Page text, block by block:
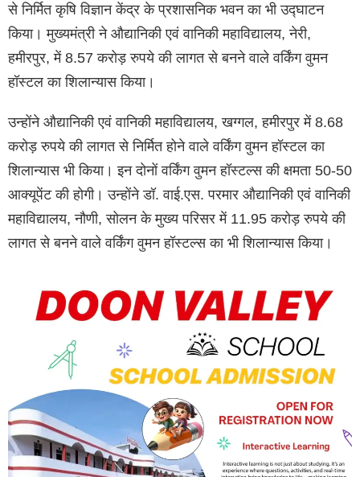
से निर्मित कृषि विज्ञान केंद्र के प्रशासनिक भवन का भी उद्घाटन
किया। मुख्यमंत्री ने औद्यानिकी एवं वानिकी महाविद्यालय, नेरी,
हमीरपुर, में 8.57 करोड़ रुपये की लागत से बनने वाले वर्किंग वुमन
हॉस्टल का शिलान्यास किया।
उन्होंने औद्यानिकी एवं वानिकी महाविद्यालय, खग्गल, हमीरपुर में 8.68
करोड़ रुपये की लागत से निर्मित होने वाले वर्किंग वुमन हॉस्टल का
शिलान्यास भी किया। इन दोनों वर्किंग वुमन हॉस्टल्स की क्षमता 50-50
आक्यूपेंट की होगी। उन्होंने डॉ. वाई.एस. परमार औद्यानिकी एवं वानिकी
महाविद्यालय, नौणी, सोलन के मुख्य परिसर में 11.95 करोड़ रुपये की
लागत से बनने वाले वर्किंग वुमन हॉस्टल्स का भी शिलान्यास किया।